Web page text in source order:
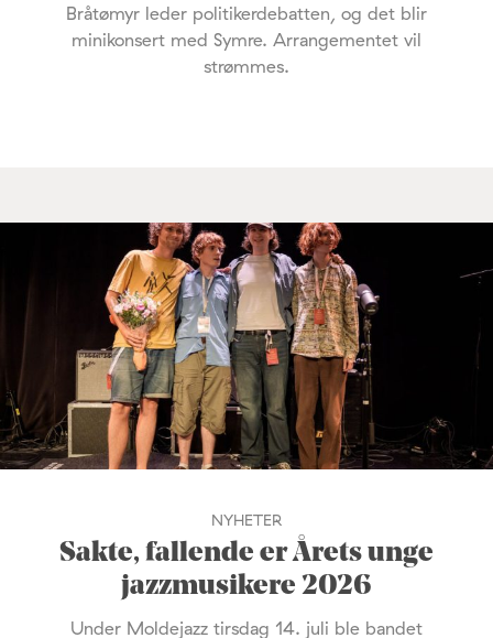
Bråtømyr leder politikerdebatten, og det blir
minikonsert med Symre. Arrangementet vil
strømmes.
NYHETER
Sakte, fallende er Årets unge
jazzmusikere 2026
Under Moldejazz tirsdag 14. juli ble bandet